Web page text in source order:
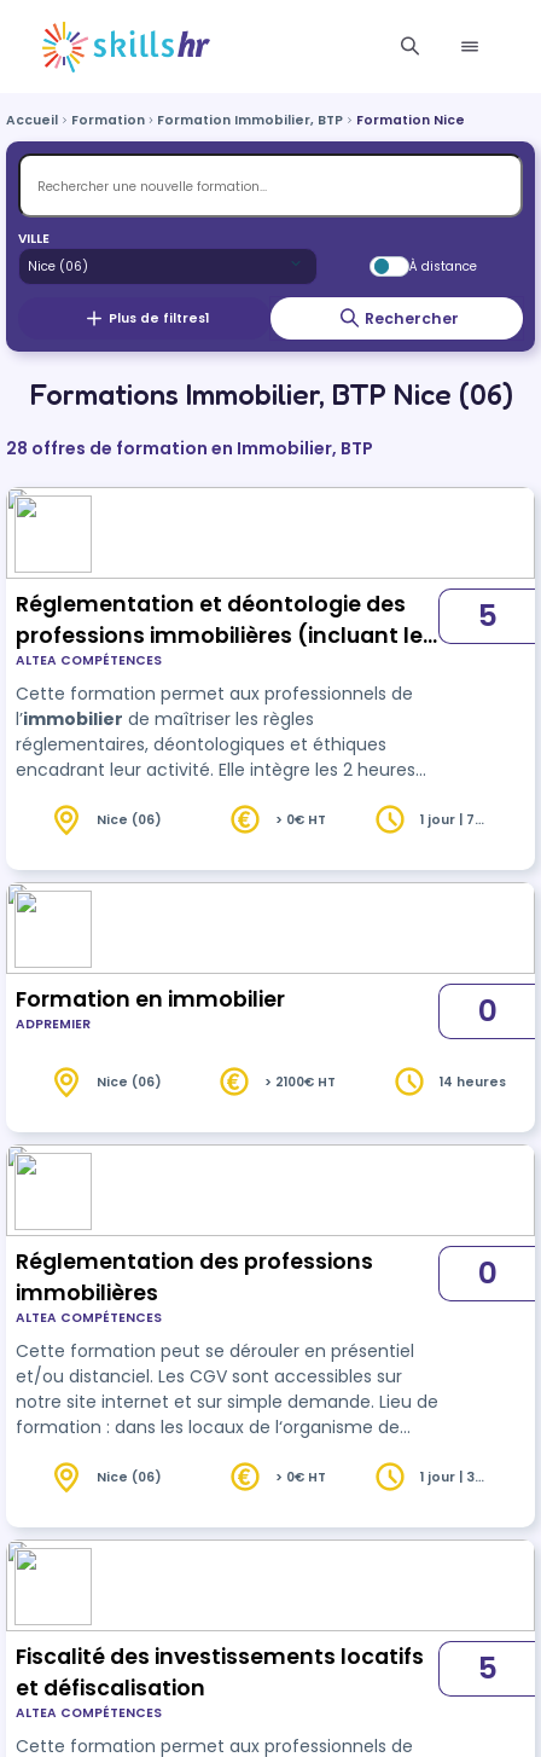
Accueil Formation Formation Immobilier, BTP Formation Nice
VILLE
À distance
Plus de filtres1 Rechercher
Formations Immobilier, BTP Nice (06)
28 offres de formation en Immobilier, BTP
Réglementation et déontologie des
professions immobilières (incluant les
2h de non-discrimination et les 2h de
déontologie)
ALTEA COMPÉTENCES
Cette formation permet aux professionnels de
l’immobilier de maîtriser les règles
réglementaires, déontologiques et éthiques
encadrant leur activité. Elle intègre les 2 heures
la lutte contre la discrimination, en conformité
5
Nice (06) > 0€ HT
1 jour | 7
Formation en immobilier
ADPREMIER 0
Nice (06) > 2100€ HT 14 heures
Réglementation des professions
immobilières
ALTEA COMPÉTENCES
Cette formation peut se dérouler en présentiel
et/ou distanciel. Les CGV sont accessibles sur
notre site internet et sur simple demande. Lieu de
formation : dans les locaux de l‘organisme de
formation) Formules : - Cours de groupe inter-
tout au long de l‘année dans les locaux de
l‘organisme de formation (voir site internet) ou
0
Nice (06) > 0€ HT
1 jour | 3
Fiscalité des investissements locatifs
et défiscalisation
ALTEA COMPÉTENCES
Cette formation permet aux professionnels de
5